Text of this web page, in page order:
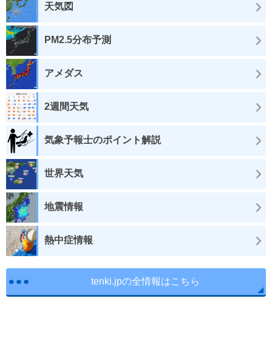
天気図
PM2.5分布予測
アメダス
2週間天気
気象予報士のポイント解説
世界天気
地震情報
熱中症情報
tenki.jpの全情報はこちら